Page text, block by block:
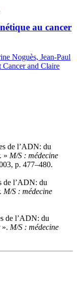
au cancer
Noguès, Jean-Paul
and Claire
de l’ADN: du
» M/S : médecine
p. 477–480.
de l’ADN: du
M/S : médecine
de l’ADN: du
». M/S : médecine